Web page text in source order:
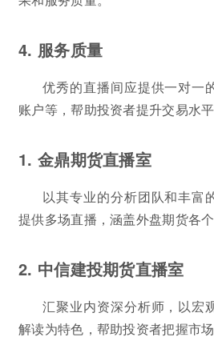
4. 服务质量
优秀的直播间应提供一对一
账户等，帮助投资者提升交易水平
1. 金鼎期货直播室
以其专业的分析团队和丰富
提供多场直播，涵盖外盘期货各个
2. 中信建投期货直播室
汇聚业内资深分析师，以宏
解读为特色，帮助投资者把握市场